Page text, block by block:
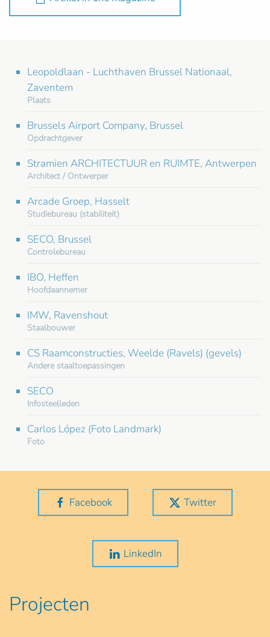
Leopoldlaan - Luchthaven Brussel Nationaal,
Zaventem
Plaats
Brussels Airport Company, Brussel
Opdrachtgever
Stramien ARCHITECTUUR en RUIMTE, Antwerpen
Architect / Ontwerper
Arcade Groep, Hasselt
Studiebureau (stabiliteit)
SECO, Brussel
Controlebureau
IBO, Heffen
Hoofdaannemer
IMW, Ravenshout
Staalbouwer
CS Raamconstructies, Weelde (Ravels) (gevels)
Andere staaltoepassingen
SECO
Infosteelleden
Carlos López (Foto Landmark)
Foto
Facebook Twitter
LinkedIn
Projecten